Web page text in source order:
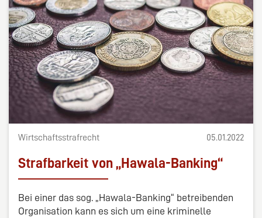
Wirtschaftsstrafrecht 05.01.2022
Strafbarkeit von „Hawala-Banking“
Bei einer das sog. „Hawala-Banking“ betreibenden
Organisation kann es sich um eine kriminelle